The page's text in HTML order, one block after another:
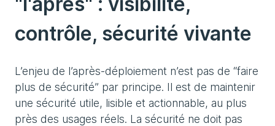
contrôle, sécurité vivante
L’enjeu de l’après-déploiement n’est pas de “faire
plus de sécurité” par principe. Il est de maintenir
une sécurité utile, lisible et actionnable, au plus
près des usages réels. La sécurité ne doit pas